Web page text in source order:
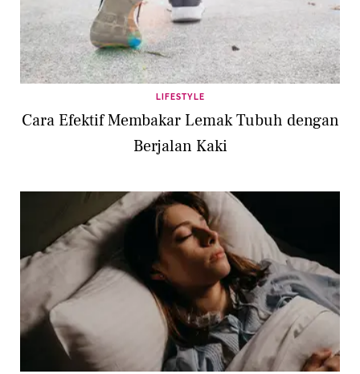
LIFESTYLE
Cara Efektif Membakar Lemak Tubuh dengan
Berjalan Kaki